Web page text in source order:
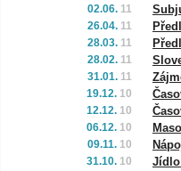
02.06. 11
26.04. 11
28.03. 11
28.02. 11
31.01. 11
19.12. 10
12.12. 10
06.12. 10
09.11. 10
31.10. 10 Jídlo